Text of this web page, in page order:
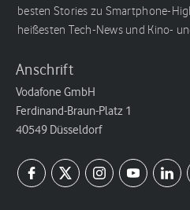
besten Stories zu Smartphone-
heißesten Tech-News und Kino-
Anschrift
Vodafone GmbH
Ferdinand-Braun-Platz 1
40549 Düsseldorf